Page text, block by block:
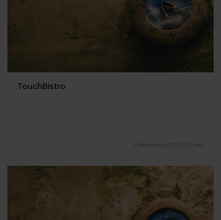
TouchBistro
21 augustus 2013 1 min